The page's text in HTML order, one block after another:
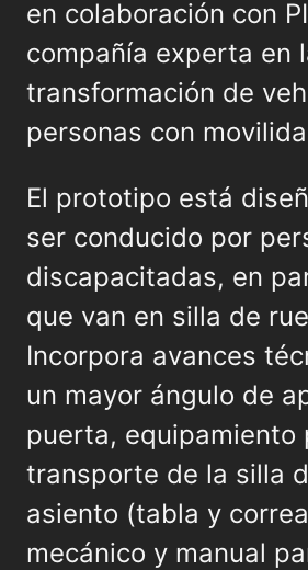
en colaboración con
compañía experta en
transformación de
personas con
El prototipo está
ser conducido por
discapacitadas, en
que van en silla de
Incorpora avances
un mayor ángulo de
puerta, equipamiento
transporte de la silla
asiento (tabla y
mecánico y manual